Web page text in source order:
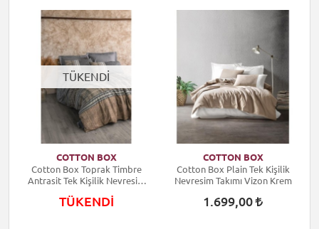
TÜKENDİ
COTTON BOX
Cotton Box Toprak Timbre
Antrasit Tek Kişilik Nevresim
TÜKENDİ
COTTON BOX
Cotton Box Plain Tek Kişilik
Nevresim Takımı Vizon Krem
1.699,00